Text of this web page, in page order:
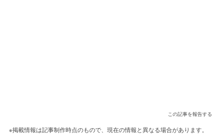
この記事を報告する
※掲載情報は記事制作時点のもので、現在の情報と異なる場合があります。